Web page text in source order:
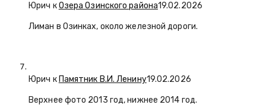
Юрич кОзера Озинского района19.02.2026
Лиман в Озинках, около железной дороги.
Юрич кПамятник В.И. Ленину19.02.2026
Верхнее фото 2013 год, нижнее 2014 год.